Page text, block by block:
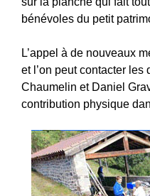
bénévoles du petit
L’appel à de nouveaux
et l’on peut contacter
Chaumelin et Daniel
contribution physique